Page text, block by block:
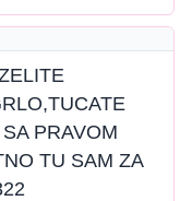
PRAVOM
TU SAM ZA